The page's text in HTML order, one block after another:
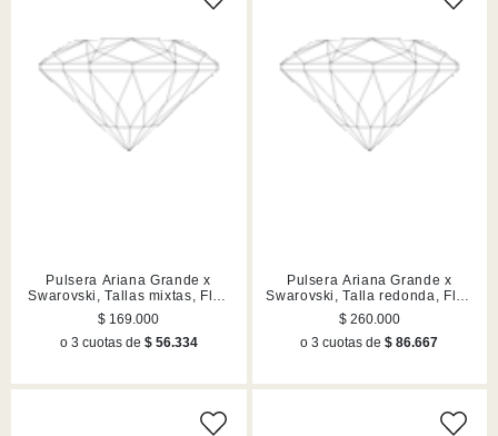
Pulsera Ariana Grande x
Swarovski, Tallas mixtas, Flor,
Lilas, Acabado en rodio
$ 169.000
o 3 cuotas de $ 56.334
Pulsera Ariana Grande x
Swarovski, Talla redonda, Flor,
Blanca, Acabado en rodio
$ 260.000
o 3 cuotas de$ 86.667